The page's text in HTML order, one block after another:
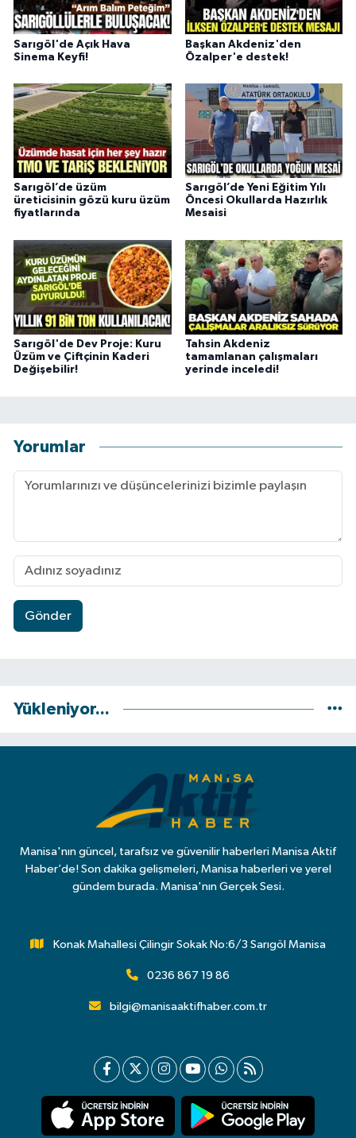
Sarıgöl'de Açık Hava
Sinema Keyfi!
Başkan Akdeniz'den
Özalper'e destek!
Sarıgöl’de üzüm
üreticisinin gözü kuru üzüm
fiyatlarında
Sarıgöl’de Yeni Eğitim Yılı
Öncesi Okullarda Hazırlık
Mesaisi
Sarıgöl'de Dev Proje: Kuru
Üzüm ve Çiftçinin Kaderi
Değişebilir!
Tahsin Akdeniz
tamamlanan çalışmaları
yerinde inceledi!
Yorumlar
Gönder
Yükleniyor...
Manisa'nın güncel, tarafsız ve güvenilir haberleri Manisa Aktif
Haber’de! Son dakika gelişmeleri, Manisa haberleri ve yerel
gündem burada. Manisa'nın Gerçek Sesi.
Konak Mahallesi Çilingir Sokak No:6/3 Sarıgöl Manisa
0236 867 19 86
bilgi@manisaaktifhaber.com.tr